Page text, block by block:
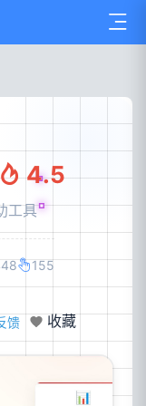
4.5
工具
155
馈 收藏